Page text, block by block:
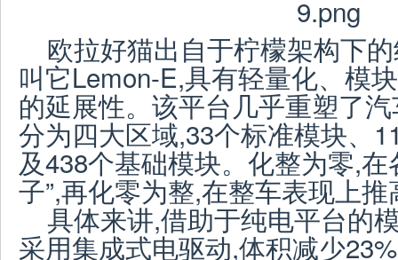
欧拉好猫出自于柠檬架构下
叫它Lemon-E,具有轻量化、模
的延展性。该平台几乎重塑了
分为四大区域,33个标准模块、
及438个基础模块。化整为零,
子”,再化零为整,在整车表现上
具体来讲,借助于纯电平台的
采用集成式电驱动,体积减少